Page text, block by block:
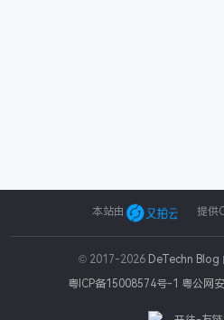
本站由 提供
© 2017-2026 DeTechn Blog
粤ICP备15008574号-1 粤公网